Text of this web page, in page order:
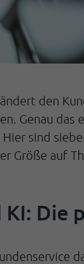
den
Genau
sind
Größe auf
KI: